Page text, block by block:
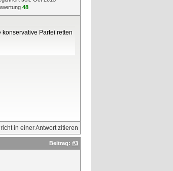
48
Partei retten
Beitrag: #3